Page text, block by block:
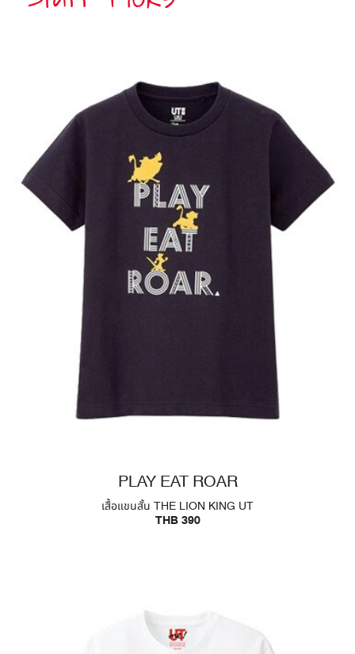
PLAY EAT ROAR
เสื้อแขนสั้น THE LION KING UT
THB 390